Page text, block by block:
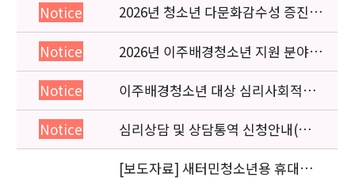
Notice
2026년 청소년 다문화감수성 증진
프로그램 「다가감」신청기관 안내
Notice
2026년 이주배경청소년 지원 분야
종사자 역량강화 교육 일정 안내
Notice
이주배경청소년 대상 심리사회적응
검사 연수동영상 개편 안내
Notice
심리상담 및 상담통역 신청안내(의뢰
서첨부)
[보도자료] 새터민청소년용 휴대폰